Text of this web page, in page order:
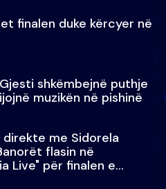
finalen duke kërcyer në
shkëmbejnë puthje
muzikën në pishinë
direkte me Sidorela
flasin në
Live" për finalen e